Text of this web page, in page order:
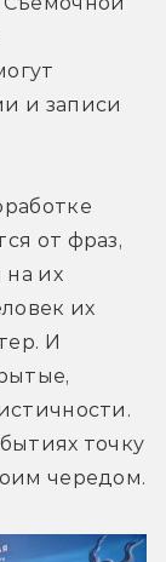
и записи
от фраз,
на их
их
И
точку
чередом.